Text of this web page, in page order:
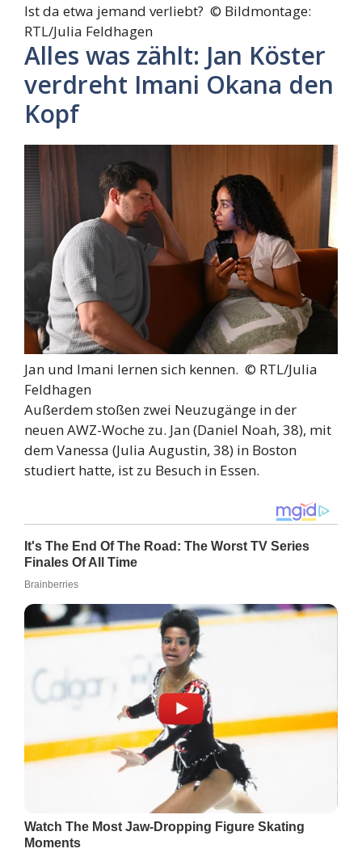
Ist da etwa jemand verliebt? © Bildmontage:
RTL/Julia Feldhagen
Alles was zählt: Jan Köster
verdreht Imani Okana den
Kopf
Jan und Imani lernen sich kennen. © RTL/Julia
Feldhagen
Außerdem stoßen zwei Neuzugänge in der
neuen AWZ-Woche zu. Jan (Daniel Noah, 38), mit
dem Vanessa (Julia Augustin, 38) in Boston
studiert hatte, ist zu Besuch in Essen.